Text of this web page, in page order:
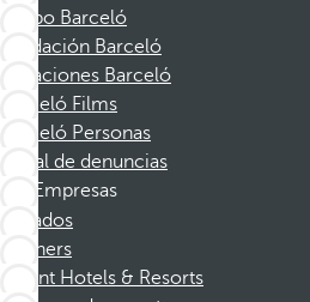
Grupo Barceló
Fundación Barceló
Vacaciones Barceló
Barceló Films
Barceló Personas
Canal de denuncias
Empresas
Afiliados
Partners
Dorint Hotels & Resorts